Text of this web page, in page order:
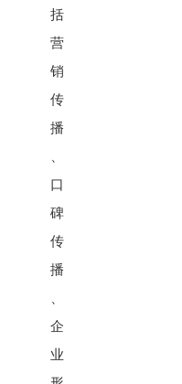
括
营
销
传
播
口
碑
传
播
企
业